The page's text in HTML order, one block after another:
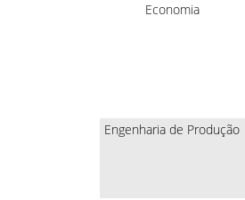
Economia
Engenharia de Produção